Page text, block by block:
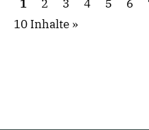
1 2 3 4 5 6
10 Inhalte